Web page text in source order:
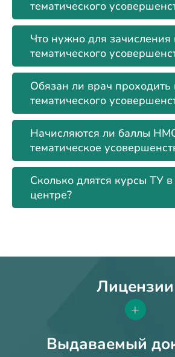
тематического
Что нужно для зачисления
тематического
Обязан ли врач проходить
тематического
Начисляются ли баллы
тематическое
Сколько длятся курсы ТУ
центре?
Лицензии
+
Выдаваемый